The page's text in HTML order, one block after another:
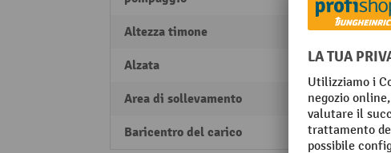
Altezza timone 1230 mm
Alzata 710 mm
Area di sollevamento 85 - 795 mm
Baricentro del carico 600 mm